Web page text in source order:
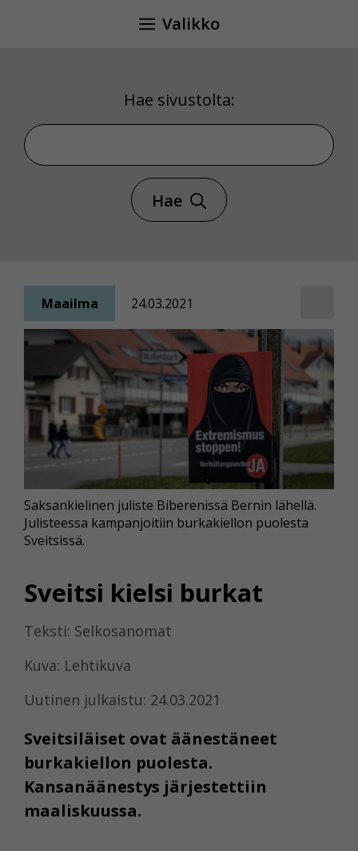
Valikko
Hae sivustolta:
Hae sivustolta
Hae
Maailma 24.03.2021
Sveitsi kielsi burkat
Teksti: Selkosanomat
Kuva: Lehtikuva
Uutinen julkaistu: 24.03.2021
Sveitsiläiset ovat äänestäneet
burkakiellon puolesta.
Kansanäänestys järjestettiin
maaliskuussa.
Saksankielinen juliste Biberenissä Bernin lähellä.
Julisteessa kampanjoitiin burkakiellon puolesta
Sveitsissä.